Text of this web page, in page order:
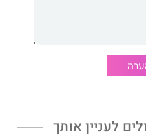
לעניין אותך